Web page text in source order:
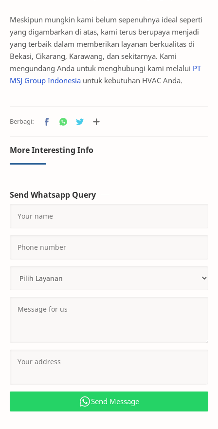
Meskipun mungkin kami belum sepenuhnya ideal seperti
yang digambarkan di atas, kami terus berupaya menjadi
yang terbaik dalam memberikan layanan berkualitas di
Bekasi, Cikarang, Karawang, dan sekitarnya. Kami
mengundang Anda untuk menghubungi kami melalui PT
MSJ Group Indonesia untuk kebutuhan HVAC Anda.
More Interesting Info
Send Whatsapp Query
Send Message